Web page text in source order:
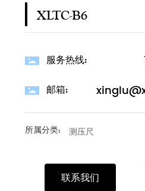
XLTC-B6
服务热线:
邮箱:
所属分类: 测压尺
联系我们